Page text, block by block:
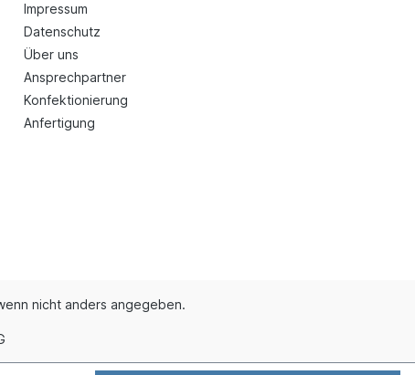
Impressum
Datenschutz
Über uns
Ansprechpartner
Konfektionierung
Anfertigung
nicht anders angegeben.